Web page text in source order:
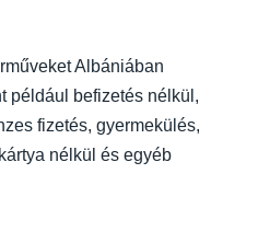
Albániában
például befizetés nélkül,
fizetés, gyermekülés,
nélkül és egyéb